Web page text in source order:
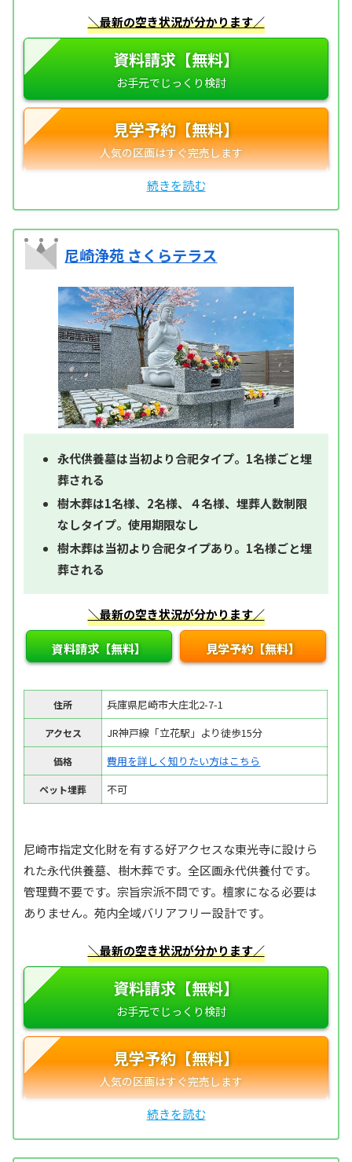
＼最新の空き状況が分かります／
資料請求【無料】
見学予約【無料】
尼崎浄苑 さくらテラス
永代供養墓は当初より合祀タイプ。1名様ごと埋
葬される
樹木葬は1名様、2名様、４名様、埋葬人数制限
なしタイプ。使用期限なし
樹木葬は当初より合祀タイプあり。1名様ごと埋
葬される
＼最新の空き状況が分かります／
資料請求【無料】 見学予約【無料】
住所 兵庫県尼崎市大庄北2-7-1
アクセス JR神戸線「立花駅」より徒歩15分
価格 費用を詳しく知りたい方はこちら
ペット埋葬 不可
尼崎市指定文化財を有する好アクセスな東光寺に設けら
れた永代供養墓、樹木葬です。全区画永代供養付です。
管理費不要です。宗旨宗派不問です。檀家になる必要は
ありません。苑内全域バリアフリー設計です。
＼最新の空き状況が分かります／
資料請求【無料】
見学予約【無料】